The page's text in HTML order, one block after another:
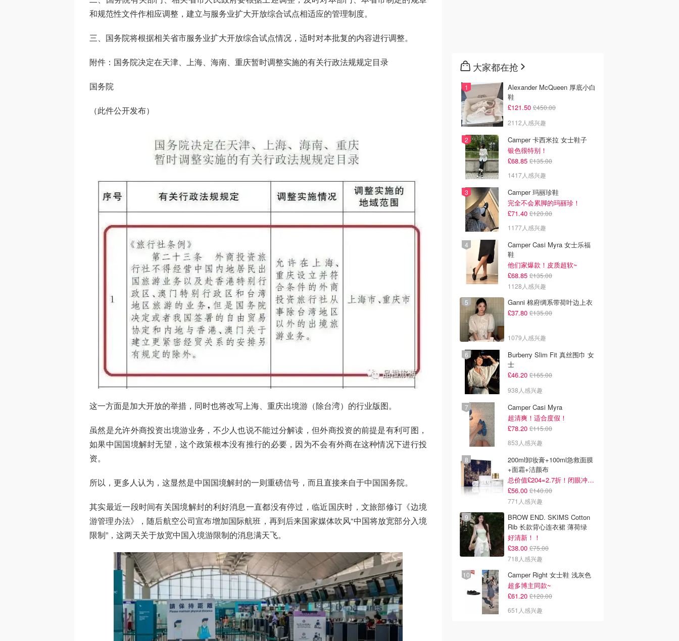
和规范性文件作相应调整，建立与服务业扩大开放综合试点相适应的管理制度。
三、国务院将根据相关省市服务业扩大开放综合试点情况，适时对本批复的内容进行调整。
附件：国务院决定在天津、上海、海南、重庆暂时调整实施的有关行政法规规定目录
国务院
（此件公开发布）
这一方面是加大开放的举措，同时也将改写上海、重庆出境游（除台湾）的行业版图。
虽然是允许外商投资出境游业务，不少人也说不能过分解读，但外商投资的前提是有利可图，
如果中国国境解封无望，这个政策根本没有推行的必要，因为不会有外商在这种情况下进行投
资。
所以，更多人认为，这显然是中国国境解封的一则重磅信号，而且直接来自于中国国务院。
其实最近一段时间有关国境解封的利好消息一直都没有停过，临近国庆时，文旅部修订《边境
游管理办法》，随后航空公司宣布增加国际航班，再到后来国家媒体吹风“中国将放宽部分入境
限制”，这两天关于放宽中国入境游限制的消息满天飞。
大家都在抢
Alexander McQueen 厚底小白
鞋
£121.50 £450.00
2112人感兴趣
Camper 卡西米拉 女士鞋子
银色很特别！
£68.85 £135.00
1417人感兴趣
Camper 玛丽珍鞋
完全不会累脚的玛丽珍！
£71.40 £120.00
1177人感兴趣
Camper Casi Myra 女士乐福
鞋
他们家爆款！皮质超软~
£68.85 £135.00
1128人感兴趣
Ganni 棉府绸系带荷叶边上衣
£37.80 £135.00
1079人感兴趣
Burberry Slim Fit 真丝围巾 女
士
£46.20 £165.00
938人感兴趣
Camper Casi Myra
超清爽！适合度假！
£78.20 £115.00
853人感兴趣
200ml卸妆膏+100ml急救面膜
+面霜+洁颜布
总价值£204=2.7折！闭眼冲这套！
£56.00 £140.00
771人感兴趣
BROW END. SKIMS Cotton
Rib 长款背心连衣裙 薄荷绿
好清新！！
£38.00 £75.00
718人感兴趣
Camper Right 女士鞋 浅灰色
超多博主同款~
£61.20 £120.00
651人感兴趣